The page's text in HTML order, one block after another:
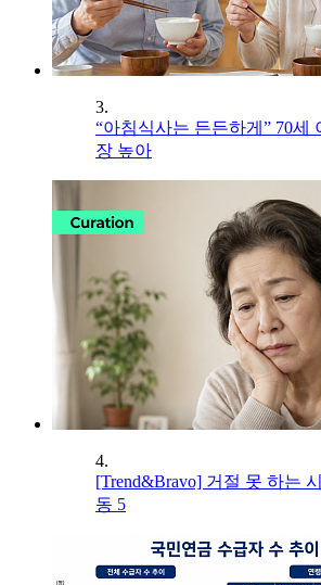
3.
“아침식사는 든든하게” 70세
장 높아
4.
[Trend&Bravo] 거절 못 하는
동 5